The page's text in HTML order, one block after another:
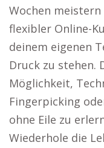
Wochen meistern
flexibler Online-
deinem eigenen
Druck zu stehen.
Möglichkeit,
Fingerpicking
ohne Eile zu
Wiederhole die